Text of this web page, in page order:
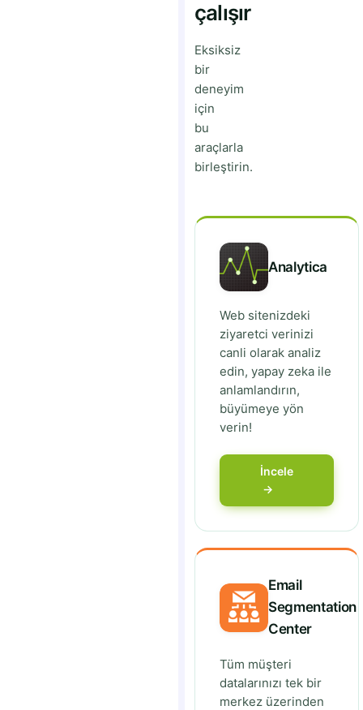
çalışır
Eksiksiz
bir
deneyim
için
bu
araçlarla
birleştirin.
Analytica
Web sitenizdeki
ziyaretci verinizi
canli olarak analiz
edin, yapay zeka ile
anlamlandırın,
büyümeye yön
verin!
İncele
→
Email
Segmentation
Center
Tüm müşteri
datalarınızı tek bir
merkez üzerinden